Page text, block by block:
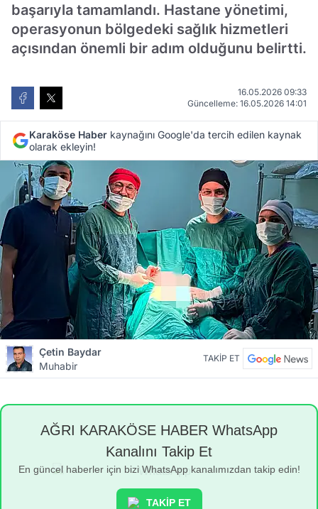
başarıyla tamamlandı. Hastane yönetimi,
operasyonun bölgedeki sağlık hizmetleri
açısından önemli bir adım olduğunu belirtti.
16.05.2026 09:33
Güncelleme: 16.05.2026 14:01
Karaköse Haber kaynağını Google'da tercih edilen kaynak
olarak ekleyin!
Çetin Baydar
Muhabir
TAKİP ET
AĞRI KARAKÖSE HABER WhatsApp
Kanalını Takip Et
En güncel haberler için bizi WhatsApp kanalımızdan takip edin!
TAKİP ET